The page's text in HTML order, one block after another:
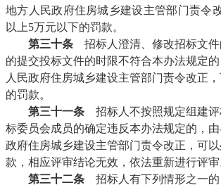
地方人民政府住房城乡建设主管部门责令
以上5万元以下的罚款。
第三十条 招标人澄清、修改招标文
的提交投标文件的时限不符合本办法规定
人民政府住房城乡建设主管部门责令改正
的罚款。
第三十一条 招标人不按照规定组建
标委员会成员的确定违反本办法规定的，
政府住房城乡建设主管部门责令改正，可
款，相应评审结论无效，依法重新进行评审
第三十二条 招标人有下列情形之一